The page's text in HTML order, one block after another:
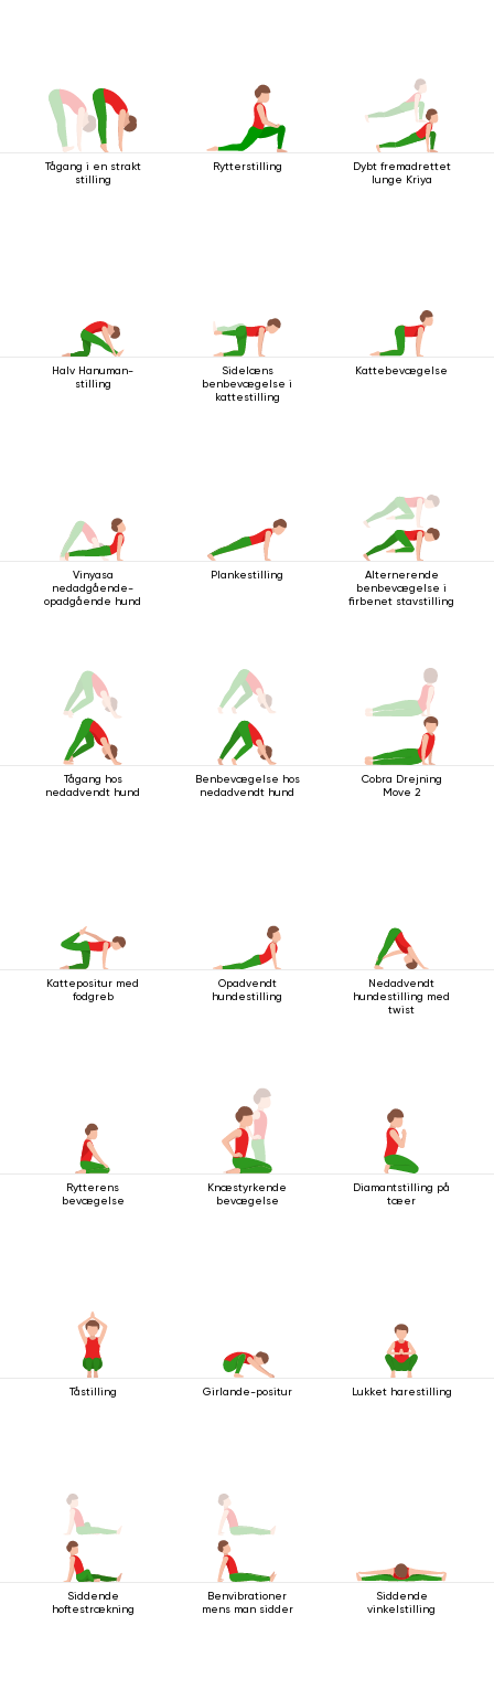
Tågang i en strakt
stilling
Rytterstilling
Dybt fremadrettet
lunge Kriya
Halv Hanuman-
stilling
Sidelæns
benbevægelse i
kattestilling
Kattebevægelse
Vinyasa
nedadgående-
opadgående hund
Plankestilling
Alternerende
benbevægelse i
firbenet stavstilling
Tågang hos
nedadvendt hund
Benbevægelse hos
nedadvendt hund
Cobra Drejning
Move 2
Kattepositur med
fodgreb
Opadvendt
hundestilling
Nedadvendt
hundestilling med
twist
Rytterens
bevægelse
Knæstyrkende
bevægelse
Diamantstilling på
tæer
Tåstilling Girlande-positur Lukket harestilling
Siddende
hoftestrækning
Benvibrationer
mens man sidder
Siddende
vinkelstilling